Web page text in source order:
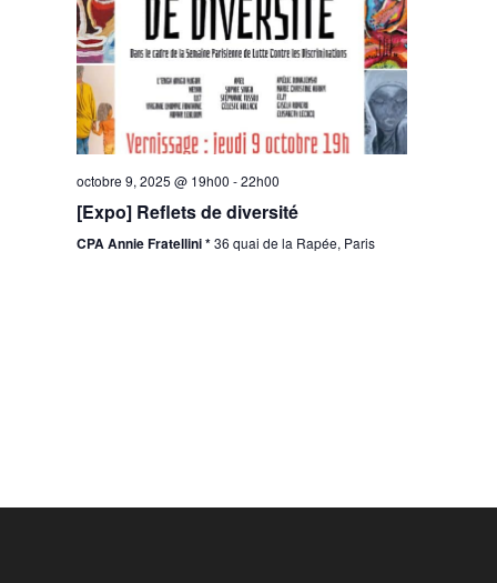
octobre 9, 2025 @ 19h00 -22h00
[Expo] Reflets de diversité
CPA Annie Fratellini *36 quai de la Rapée, Paris